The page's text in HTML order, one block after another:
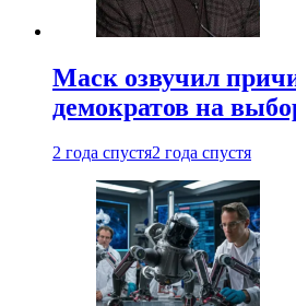
Маск озвучил
демократов на
2 года спустя2 года спустя